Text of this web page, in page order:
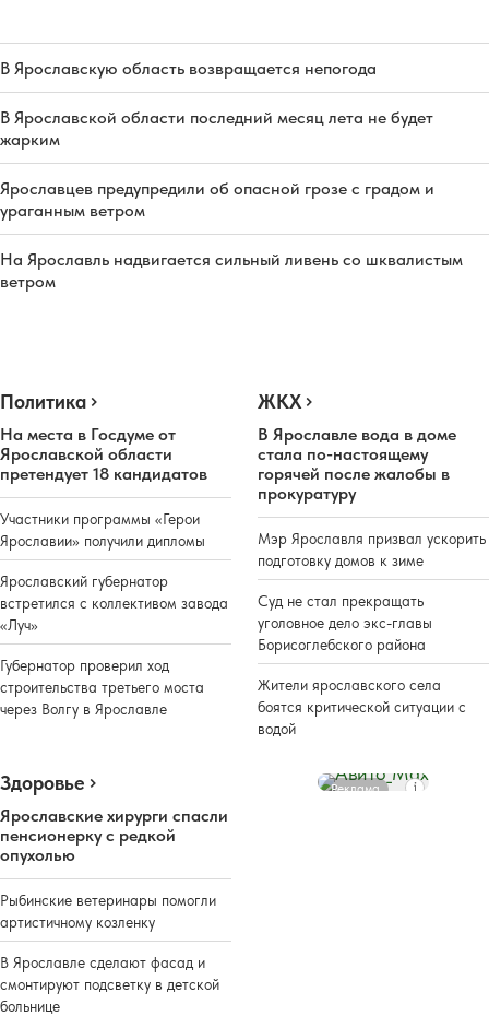
В Ярославскую область возвращается непогода
В Ярославской области последний месяц лета не будет
жарким
Ярославцев предупредили об опасной грозе с градом и
ураганным ветром
На Ярославль надвигается сильный ливень со шквалистым
ветром
Политика
На места в Госдуме от
Ярославской области
претендует 18 кандидатов
Участники программы «Герои
Ярославии» получили дипломы
Ярославский губернатор
встретился с коллективом завода
«Луч»
Губернатор проверил ход
строительства третьего моста
через Волгу в Ярославле
ЖКХ
В Ярославле вода в доме
стала по-настоящему
горячей после жалобы в
прокуратуру
Мэр Ярославля призвал ускорить
подготовку домов к зиме
Суд не стал прекращать
уголовное дело экс-главы
Борисоглебского района
Жители ярославского села
боятся критической ситуации с
водой
Здоровье
Ярославские хирурги спасли
пенсионерку с редкой
опухолью
Рыбинские ветеринары помогли
артистичному козленку
В Ярославле сделают фасад и
смонтируют подсветку в детской
больнице
Реклама